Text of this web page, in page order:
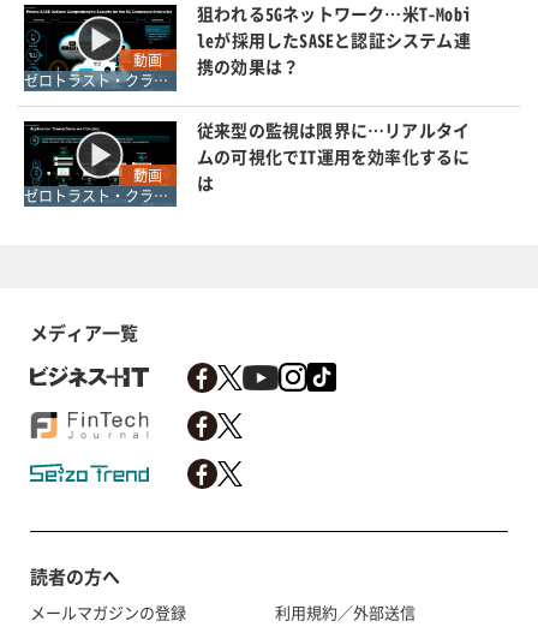
動画
ゼロトラスト・クラウドセキュリティ・SASE
狙われる5Gネットワーク…米T-Mobi
leが採用したSASEと認証システム連
携の効果は？
動画
ゼロトラスト・クラウドセキュリティ・SASE
従来型の監視は限界に…リアルタイ
ムの可視化でIT運用を効率化するに
は
メディア一覧
読者の方へ
メールマガジンの登録
利用規約／外部送信